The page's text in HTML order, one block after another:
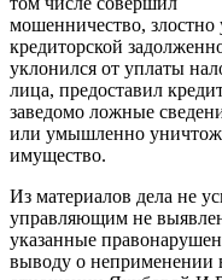
мошенничество,
кредиторской
уклонился от уплаты
лица, предоставил
заведомо ложные
или умышленно
имущество.
Из материалов дела не
управляющим не
указанные
выводу о неприменении